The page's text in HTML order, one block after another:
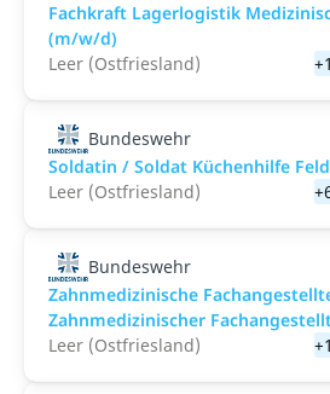
Fachkraft Lagerlogistik
(m/w/d)
Leer (Ostfriesland)
Bundeswehr
Soldatin / Soldat Küchenhilfe
Leer (Ostfriesland)
Bundeswehr
Zahnmedizinische
Zahnmedizinischer
Leer (Ostfriesland)